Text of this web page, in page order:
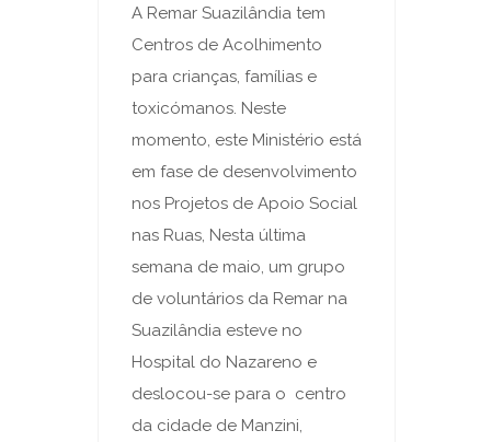
A Remar Suazilândia tem
Centros de Acolhimento
para crianças, famílias e
toxicómanos. Neste
momento, este Ministério está
em fase de desenvolvimento
nos Projetos de Apoio Social
nas Ruas, Nesta última
semana de maio, um grupo
de voluntários da Remar na
Suazilândia esteve no
Hospital do Nazareno e
deslocou-se para o centro
da cidade de Manzini,